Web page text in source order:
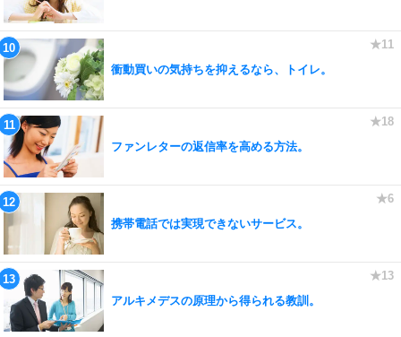
衝動買いの気持ちを抑えるなら、トイレ。
ファンレターの返信率を高める方法。
携帯電話では実現できないサービス。
アルキメデスの原理から得られる教訓。